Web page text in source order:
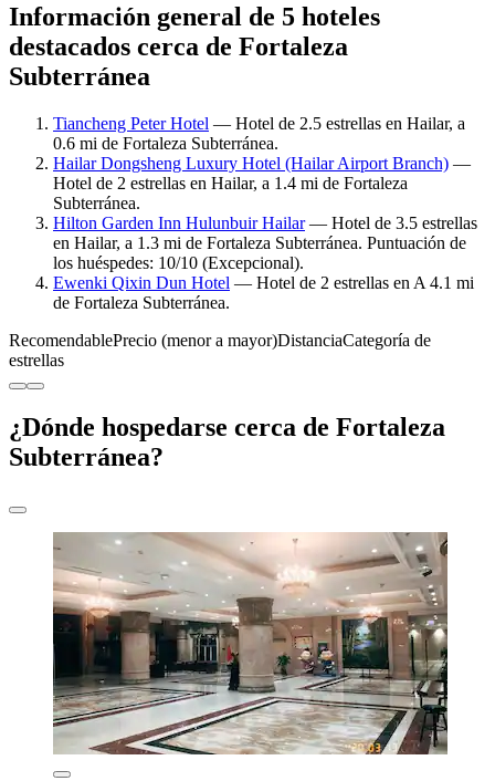
Información general de 5 hoteles
destacados cerca de Fortaleza
Subterránea
Tiancheng Peter Hotel — Hotel de 2.5 estrellas en Hailar, a
0.6 mi de Fortaleza Subterránea.
Hailar Dongsheng Luxury Hotel (Hailar Airport Branch) —
Hotel de 2 estrellas en Hailar, a 1.4 mi de Fortaleza
Subterránea.
Hilton Garden Inn Hulunbuir Hailar— Hotel de 3.5 estrellas
en Hailar, a 1.3 mi de Fortaleza Subterránea. Puntuación de
los huéspedes: 10/10 (Excepcional).
Ewenki Qixin Dun Hotel — Hotel de 2 estrellas en A 4.1 mi
de Fortaleza Subterránea.
RecomendablePrecio (menor a mayor)DistanciaCategoría de
estrellas
¿Dónde hospedarse cerca de Fortaleza
Subterránea?